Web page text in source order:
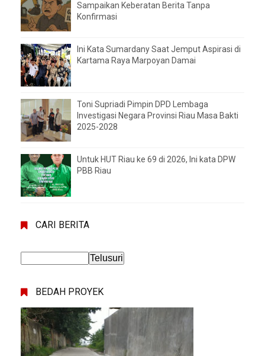
Sampaikan Keberatan Berita Tanpa
Konfirmasi
Ini Kata Sumardany Saat Jemput Aspirasi di
Kartama Raya Marpoyan Damai
Toni Supriadi Pimpin DPD Lembaga
Investigasi Negara Provinsi Riau Masa Bakti
2025-2028
Untuk HUT Riau ke 69 di 2026, Ini kata DPW
PBB Riau
CARI BERITA
BEDAH PROYEK